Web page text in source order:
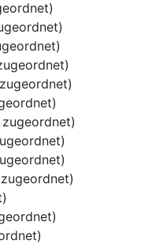
sowie auch nach der
in einem
eine nach
und Marktanalyse
Personal, Investitions-
Rückgang des
2019 nach einem
von 2016 bis 2018
des
Geschäftsjahr 2019
2018 mit 2,5% und dem